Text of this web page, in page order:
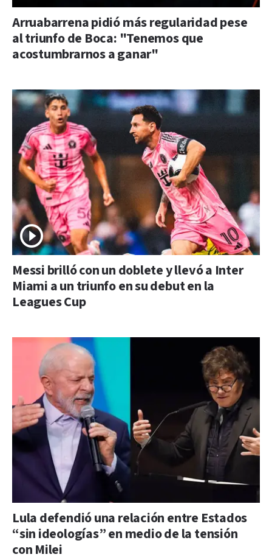
Arruabarrena pidió más regularidad pese
al triunfo de Boca: "Tenemos que
acostumbrarnos a ganar"
Messi brilló con un doblete y llevó a Inter
Miami a un triunfo en su debut en la
Leagues Cup
Lula defendió una relación entre Estados
“sin ideologías” en medio de la tensión
con Milei